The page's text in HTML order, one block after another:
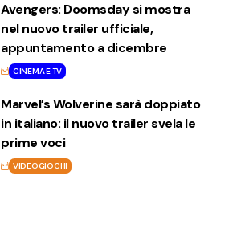
Avengers: Doomsday si mostra
nel nuovo trailer ufficiale,
appuntamento a dicembre
CINEMA E TV
Marvel’s Wolverine sarà doppiato
in italiano: il nuovo trailer svela le
prime voci
VIDEOGIOCHI